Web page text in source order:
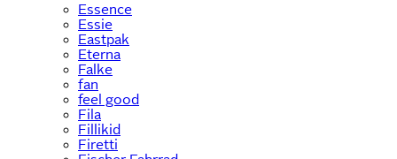
Essence
Essie
Eastpak
Eterna
Falke
fan
feel good
Fila
Fillikid
Firetti